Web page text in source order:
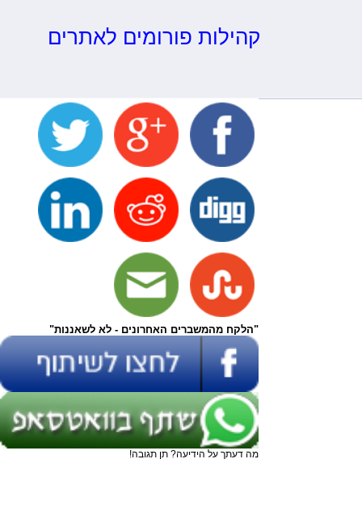
קהילות פורומים לאתרים
"הלקח מהמשברים האחרונים - לא לשאננות"
מה דעתך על הידיעה? תן תגובה!